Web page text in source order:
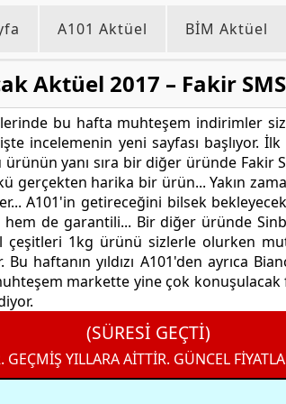
A101 Aktüel BİM Aktüel
Aktüel 2017 – Fakir
bu hafta muhteşem indirimler
incelemenin yeni sayfası başlıyor.
yanı sıra bir diğer üründe Fakir
harika bir ürün... Yakın
A101'in getireceğini bilsek
de garantili... Bir diğer üründe
1kg ürünü sizlerle olurken
haftanın yıldızı A101'den ayrıca
markette yine çok
(SÜRESİ GEÇTİ)
YILLARA AİTTİR. GÜNCEL